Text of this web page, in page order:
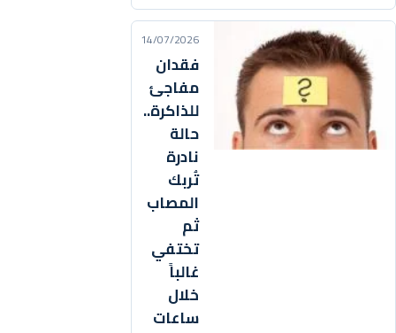
14/07/2026
فقدان
مفاجئ
للذاكرة..
حالة
نادرة
تُربك
المصاب
ثم
تختفي
غالباً
خلال
ساعات